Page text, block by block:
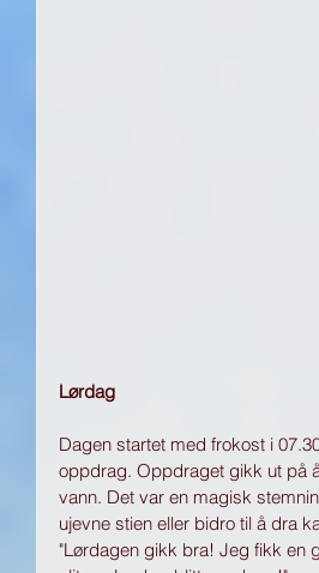
Lørdag
Dagen startet med frokost i
oppdrag. Oppdraget gikk ut på
vann. Det var en magisk
ujevne stien eller bidro til å dra
"Lørdagen gikk bra! Jeg fikk en